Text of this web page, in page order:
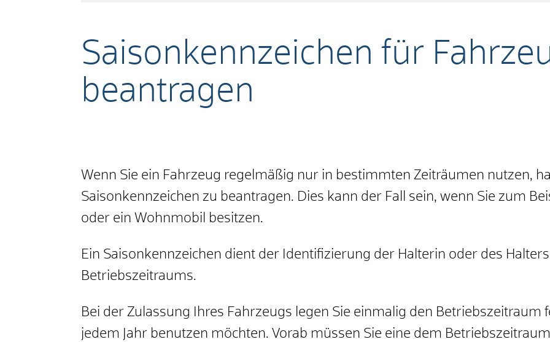
Saisonkennzeichen für
beantragen
Wenn Sie ein Fahrzeug regelmäßig nur in bestimmten Zeiträumen nutzen,
Saisonkennzeichen zu beantragen. Dies kann der Fall sein, wenn Sie zum
oder ein Wohnmobil besitzen.
Ein Saisonkennzeichen dient der Identifizierung der Halterin oder des
Betriebszeitraums.
Bei der Zulassung Ihres Fahrzeugs legen Sie einmalig den Betriebszeitraum
jedem Jahr benutzen möchten. Vorab müssen Sie eine dem